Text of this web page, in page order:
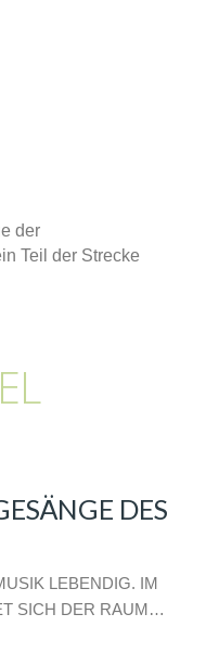
der
Teil der Strecke
DES
LEBENDIG. IM
SICH DER RAUM…